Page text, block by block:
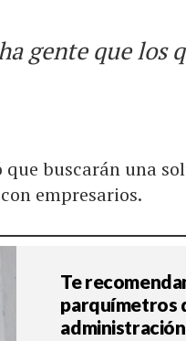
gente que los
buscarán una
empresarios.
Te
parquímetros